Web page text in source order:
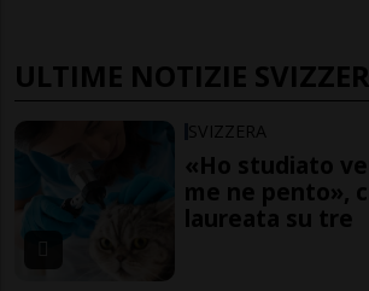
ULTIME NOTIZIE
SVIZZERA
«Ho studiato
me ne pento»,
laureata su tre